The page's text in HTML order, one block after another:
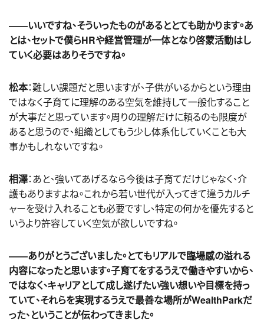
――いいですね、そういったものがあるととても助かります。あ
とは、セットで僕らHRや経営管理が一体となり啓蒙活動はし
ていく必要はありそうですね。
松本：難しい課題だと思いますが、子供がいるからという理由
ではなく子育てに理解のある空気を維持して一般化すること
が大事だと思っています。周りの理解だけに頼るのも限度が
あると思うので、組織としてもう少し体系化していくことも大
事かもしれないですね。
相澤：あと、強いてあげるなら今後は子育てだけじゃなく、介
護もありますよね。これから若い世代が入ってきて違うカルチ
ャーを受け入れることも必要ですし、特定の何かを優先すると
いうより許容していく空気が欲しいですね。
――ありがとうございました。とてもリアルで臨場感の溢れる
内容になったと思います。子育てをするうえで働きやすいから、
ではなく、キャリアとして成し遂げたい強い想いや目標を持っ
ていて、それらを実現するうえで最善な場所がWealthParkだ
った、ということが伝わってきました。